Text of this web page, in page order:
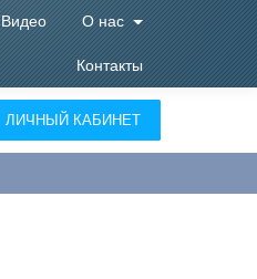
Видео О нас
Контакты
ЛИЧНЫЙ КАБИНЕТ